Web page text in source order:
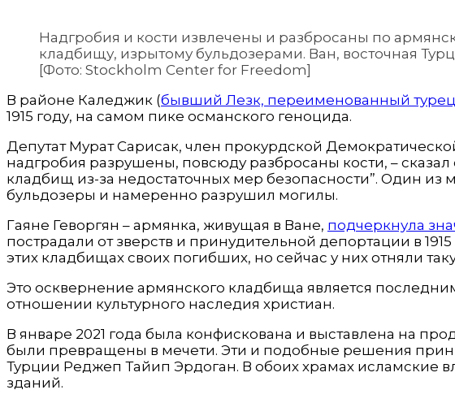
Надгробия и кости извлечены и разбросаны по
кладбищу, изрытому бульдозерами. Ван, восточная
[Фото: Stockholm Center for Freedom]
В районе Каледжик (бывший Лезк, переименованный
1915 году, на самом пике османского геноцида.
Депутат Мурат Сарисак, член прокурдской
надгробия разрушены, повсюду разбросаны кости, –
кладбищ из-за недостаточных мер безопасности”. Один
бульдозеры и намеренно разрушил могилы.
Гаяне Геворгян – армянка, живущая в Ване, подчеркнула
пострадали от зверств и принудительной депортации в
этих кладбищах своих погибших, но сейчас у них отняли
Это осквернение армянского кладбища является
отношении культурного наследия христиан.
В январе 2021 года была конфискована и выставлена на
были превращены в мечети. Эти и подобные решения
Турции Реджеп Тайип Эрдоган. В обоих храмах исламские
зданий.